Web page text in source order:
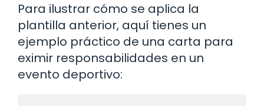
Para ilustrar cómo se aplica la
plantilla anterior, aquí tienes un
ejemplo práctico de una carta para
eximir responsabilidades en un
evento deportivo: